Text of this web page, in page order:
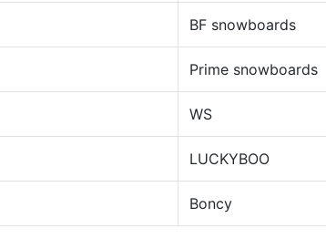
BF snowboards
Prime snowboards
WS
LUCKYBOO
Boncy